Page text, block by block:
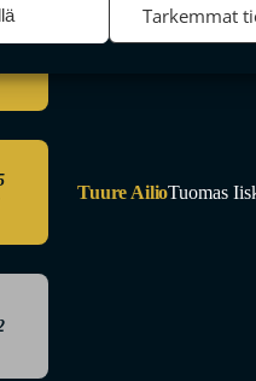
Tarkemmat
Tuure AilioTuomas